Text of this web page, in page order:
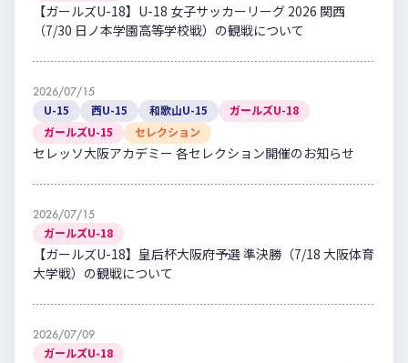
【ガールズU-18】U-18 女子サッカーリーグ 2026 関西
（7/30 日ノ本学園高等学校戦）の観戦について
2026/07/15
U-15 西U-15 和歌山U-15
ガールズU-18
ガールズU-15
セレクション
セレッソ大阪アカデミー 各セレクション開催のお知らせ
2026/07/15
ガールズU-18
【ガールズU-18】皇后杯大阪府予選 準決勝（7/18 大阪体育
大学戦）の観戦について
2026/07/09
ガールズU-18